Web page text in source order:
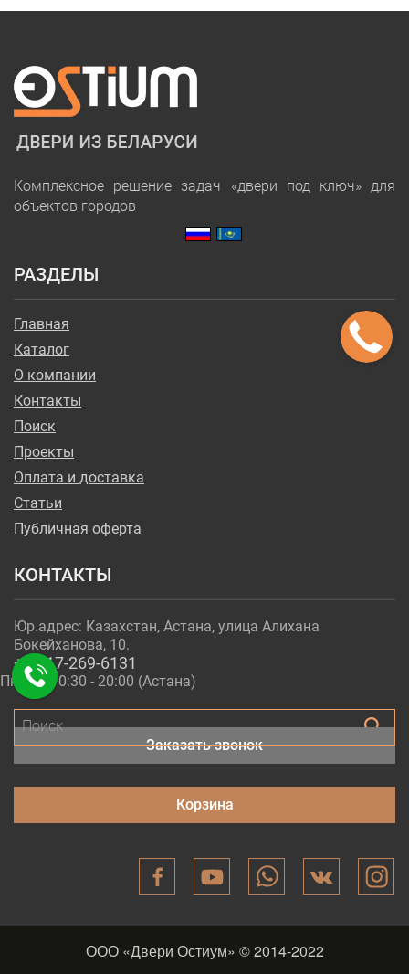
Комплексное решение задач «двери под ключ» для
объектов городов
РАЗДЕЛЫ
Главная
Каталог
О компании
Контакты
Поиск
Проекты
Оплата и доставка
Статьи
Публичная оферта
КОНТАКТЫ
Юр.адрес: Казахстан, Астана, улица Алихана
Бокейханова, 10.
+7-717-269-6131
Пн - Пт 10:30 - 20:00 (Астана)
Заказать звонок
Корзина
ООО «Двери Остиум» © 2014-2022